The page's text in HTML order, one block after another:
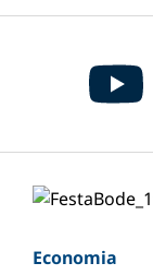
Economia